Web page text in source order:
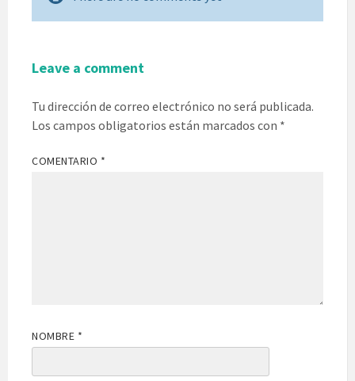
Leave a comment
Tu dirección de correo electrónico no será publicada.
Los campos obligatorios están marcados con *
COMENTARIO *
NOMBRE *